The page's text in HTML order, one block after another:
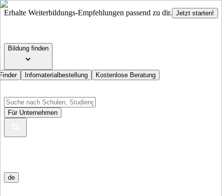
Erhalte Weiterbildungs-Empfehlungen passend zu dir. Jetzt starten!
Bildung finden
Infomaterialbestellung Kostenlose Beratung
Für Unternehmen
de